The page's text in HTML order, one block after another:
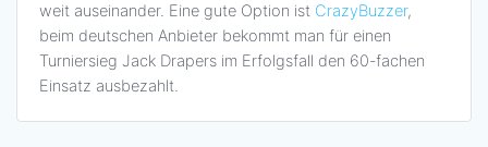
weit auseinander. Eine gute Option ist CrazyBuzzer,
beim deutschen Anbieter bekommt man für einen
Turniersieg Jack Drapers im Erfolgsfall den 60-fachen
Einsatz ausbezahlt.